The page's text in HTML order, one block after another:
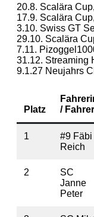
20.8. Scalära
17.9. Scalära
3.10. Swiss GT
29.10. Scalära
7.11.
31.12. Streaming
9.1.27 Neujahrs
Platz
/ Fahrer
1
#9 Fäbi
Reich
2
SC
Janne
Peter